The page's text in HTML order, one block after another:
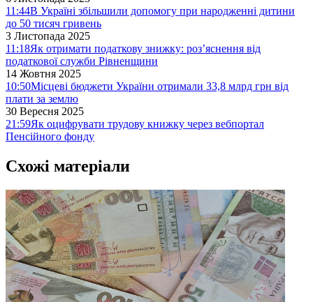
11:44В Україні збільшили допомогу при народженні дитини
до 50 тисяч гривень
3 Листопада 2025
11:18Як отримати податкову знижку: роз’яснення від
податкової служби Рівненщини
14 Жовтня 2025
10:50Місцеві бюджети України отримали 33,8 млрд грн від
плати за землю
30 Вересня 2025
21:59Як оцифрувати трудову книжку через вебпортал
Пенсійного фонду
Схожі матеріали